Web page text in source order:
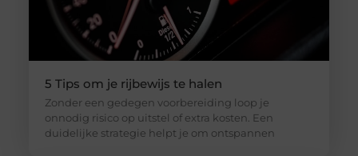
5 Tips om je rijbewijs te halen
Zonder een gedegen voorbereiding loop je
onnodig risico op uitstel of extra kosten. Een
duidelijke strategie helpt je om ontspannen